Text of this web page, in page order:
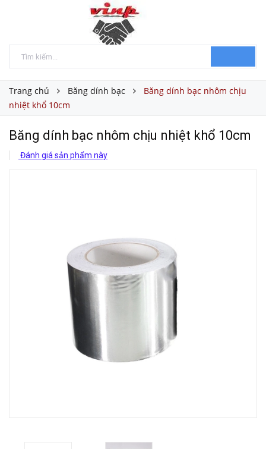
Trang chủ Băng dính bạc
Băng dính bạc nhôm chịu
nhiệt khổ 10cm
Băng dính bạc nhôm chịu nhiệt khổ 10cm
Đánh giá sản phẩm này